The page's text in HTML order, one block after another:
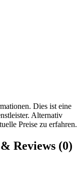
Dies ist eine
Alternativ
Preise zu erfahren.
Reviews (0)